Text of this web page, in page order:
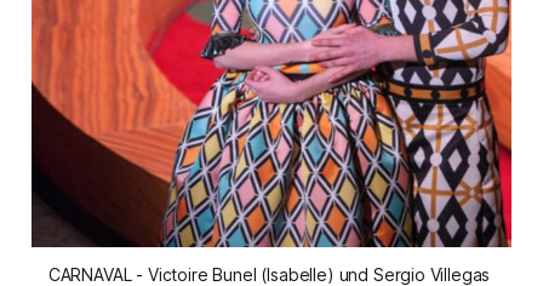
CARNAVAL - Victoire Bunel (Isabelle) und Sergio Villegas